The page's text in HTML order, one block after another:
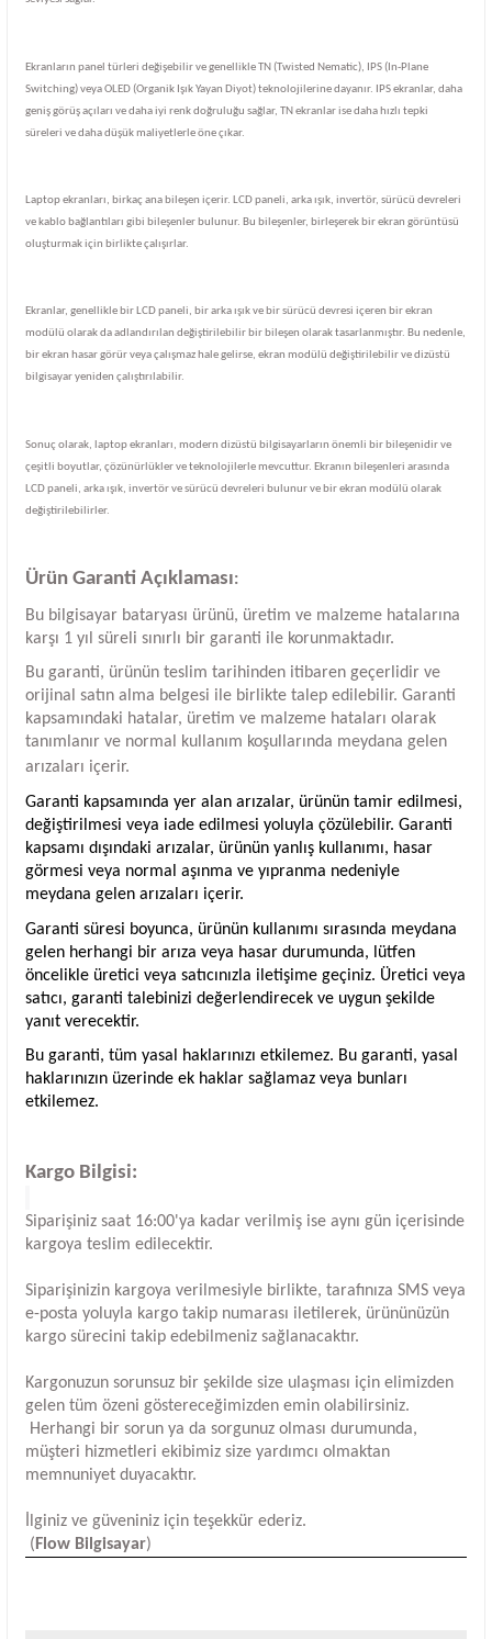
Ekranların panel türleri değişebilir ve genellikle TN (Twisted Nematic), IPS (In-Plane
Switching) veya OLED (Organik Işık Yayan Diyot) teknolojilerine dayanır. IPS ekranlar, daha
geniş görüş açıları ve daha iyi renk doğruluğu sağlar, TN ekranlar ise daha hızlı tepki
süreleri ve daha düşük maliyetlerle öne çıkar.
Laptop ekranları, birkaç ana bileşen içerir. LCD paneli, arka ışık, invertör, sürücü devreleri
ve kablo bağlantıları gibi bileşenler bulunur. Bu bileşenler, birleşerek bir ekran görüntüsü
oluşturmak için birlikte çalışırlar.
Ekranlar, genellikle bir LCD paneli, bir arka ışık ve bir sürücü devresi içeren bir ekran
modülü olarak da adlandırılan değiştirilebilir bir bileşen olarak tasarlanmıştır. Bu nedenle,
bir ekran hasar görür veya çalışmaz hale gelirse, ekran modülü değiştirilebilir ve dizüstü
bilgisayar yeniden çalıştırılabilir.
Sonuç olarak, laptop ekranları, modern dizüstü bilgisayarların önemli bir bileşenidir ve
çeşitli boyutlar, çözünürlükler ve teknolojilerle mevcuttur. Ekranın bileşenleri arasında
LCD paneli, arka ışık, invertör ve sürücü devreleri bulunur ve bir ekran modülü olarak
değiştirilebilirler.
Ürün Garanti Açıklaması:
Bu bilgisayar bataryası ürünü, üretim ve malzeme hatalarına
karşı 1 yıl süreli sınırlı bir garanti ile korunmaktadır.
Bu garanti, ürünün teslim tarihinden itibaren geçerlidir ve
orijinal satın alma belgesi ile birlikte talep edilebilir. Garanti
kapsamındaki hatalar, üretim ve malzeme hataları olarak
tanımlanır ve normal kullanım koşullarında meydana gelen
arızaları içerir.
Garanti kapsamında yer alan arızalar, ürünün tamir edilmesi,
değiştirilmesi veya iade edilmesi yoluyla çözülebilir. Garanti
kapsamı dışındaki arızalar, ürünün yanlış kullanımı, hasar
görmesi veya normal aşınma ve yıpranma nedeniyle
meydana gelen arızaları içerir.
Garanti süresi boyunca, ürünün kullanımı sırasında meydana
gelen herhangi bir arıza veya hasar durumunda, lütfen
öncelikle üretici veya satıcınızla iletişime geçiniz. Üretici veya
satıcı, garanti talebinizi değerlendirecek ve uygun şekilde
yanıt verecektir.
Bu garanti, tüm yasal haklarınızı etkilemez. Bu garanti, yasal
haklarınızın üzerinde ek haklar sağlamaz veya bunları
etkilemez.
Kargo Bilgisi:
Siparişiniz saat 16:00'ya kadar verilmiş ise aynı gün içerisinde
kargoya teslim edilecektir.
Siparişinizin kargoya verilmesiyle birlikte, tarafınıza SMS veya
e-posta yoluyla kargo takip numarası iletilerek, ürününüzün
kargo sürecini takip edebilmeniz sağlanacaktır.
Kargonuzun sorunsuz bir şekilde size ulaşması için elimizden
gelen tüm özeni göstereceğimizden emin olabilirsiniz.
Herhangi bir sorun ya da sorgunuz olması durumunda,
müşteri hizmetleri ekibimiz size yardımcı olmaktan
memnuniyet duyacaktır.
İlginiz ve güveniniz için teşekkür ederiz.
( Flow Bilgisayar)